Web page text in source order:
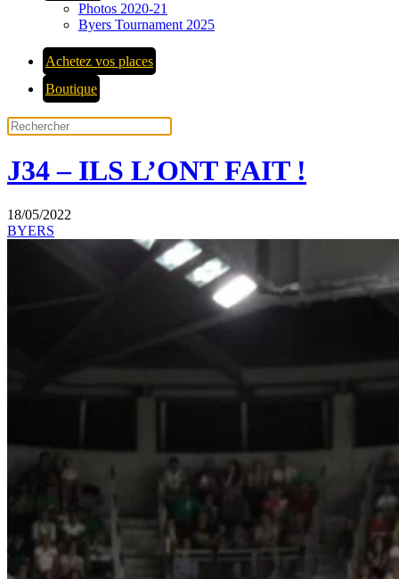
Photos 2020-21
Byers Tournament 2025
Achetez vos places
Boutique
J34 – ILS L’ONT FAIT !
18/05/2022
BYERS